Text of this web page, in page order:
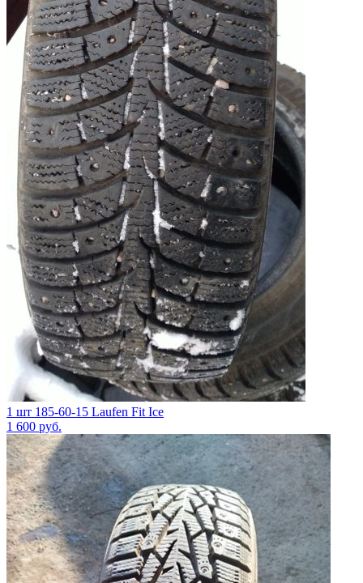
1 шт 185-60-15 Laufen Fit Ice
1 600 руб.